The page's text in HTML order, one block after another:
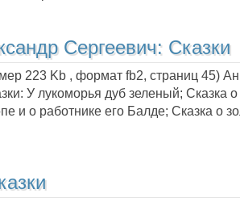
Сергеевич: Сказки
223 Kb , формат fb2, страниц 45)
У лукоморья дуб зеленый; Сказка
и о работнике его Балде; Сказка о